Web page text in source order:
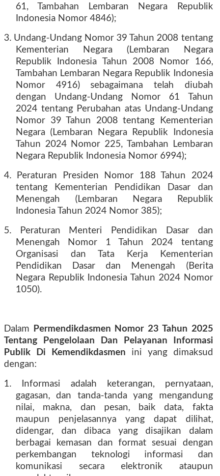
61, Tambahan Lembaran Negara Republik
Indonesia Nomor 4846);
3. Undang-Undang Nomor 39 Tahun 2008 tentang
Kementerian Negara (Lembaran Negara
Republik Indonesia Tahun 2008 Nomor 166,
Tambahan Lembaran Negara Republik Indonesia
Nomor 4916) sebagaimana telah diubah
dengan Undang-Undang Nomor 61 Tahun
2024 tentang Perubahan atas Undang-Undang
Nomor 39 Tahun 2008 tentang Kementerian
Negara (Lembaran Negara Republik Indonesia
Tahun 2024 Nomor 225, Tambahan Lembaran
Negara Republik Indonesia Nomor 6994);
4. Peraturan Presiden Nomor 188 Tahun 2024
tentang Kementerian Pendidikan Dasar dan
Menengah (Lembaran Negara Republik
Indonesia Tahun 2024 Nomor 385);
5. Peraturan Menteri Pendidikan Dasar dan
Menengah Nomor 1 Tahun 2024 tentang
Organisasi dan Tata Kerja Kementerian
Pendidikan Dasar dan Menengah (Berita
Negara Republik Indonesia Tahun 2024 Nomor
1050).
Dalam
Permendikdasmen Nomor 23 Tahun 2025
Tentang Pengelolaan Dan Pelayanan Informasi
Publik Di Kemendikdasmen ini yang dimaksud
dengan:
1. Informasi adalah keterangan, pernyataan,
gagasan, dan tanda-tanda yang mengandung
nilai, makna, dan pesan, baik data, fakta
maupun penjelasannya yang dapat dilihat,
didengar, dan dibaca yang disajikan dalam
berbagai kemasan dan format sesuai dengan
perkembangan teknologi informasi dan
komunikasi secara elektronik ataupun